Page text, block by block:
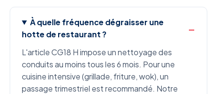
À quelle fréquence dégraisser une
hotte de restaurant ?
L'article CG18 H impose un nettoyage des
conduits au moins tous les 6 mois. Pour une
cuisine intensive (grillade, friture, wok), un
passage trimestriel est recommandé. Notre